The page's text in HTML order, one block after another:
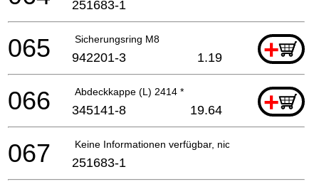
251683-1
Sicherungsring M8 +
065 942201-3 1.19
Abdeckkappe (L) 2414 * +
066 345141-8 19.64
Keine Informationen verfügbar, nicht bestellbar
067 251683-1